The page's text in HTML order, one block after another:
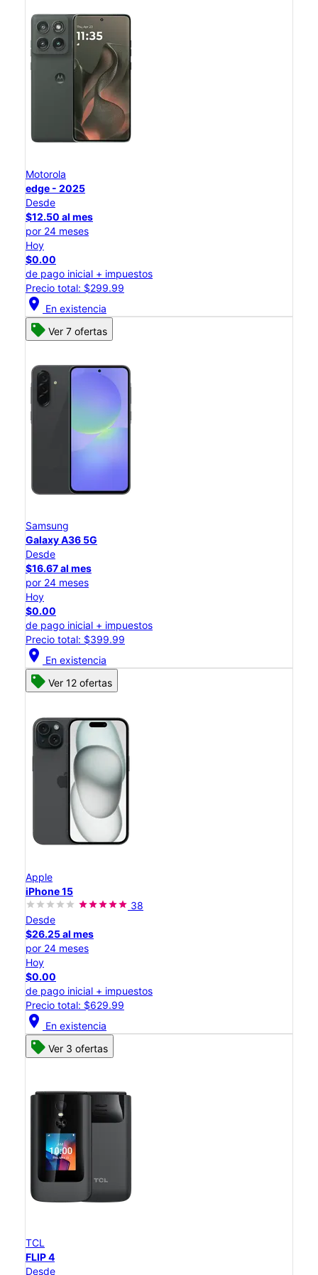
Motorola
edge - 2025
Desde
$12.50 al mes
por 24 meses
Hoy
$0.00
de pago inicial + impuestos
Precio total: $299.99
location_on En existencia
Ver 7 ofertas
Samsung
Galaxy A36 5G
Desde
$16.67 al mes
por 24 meses
Hoy
$0.00
de pago inicial + impuestos
Precio total: $399.99
location_on En existencia
Ver 12 ofertas
Apple
iPhone 15
38
Desde
$26.25 al mes
por 24 meses
Hoy
$0.00
de pago inicial + impuestos
Precio total: $629.99
location_on En existencia
Ver 3 ofertas
TCL
FLIP 4
Desde